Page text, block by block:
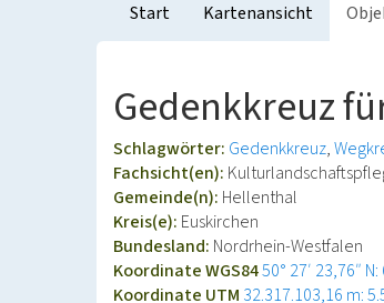
Start Kartenansicht
Gedenkkreuz
Schlagwörter: Gedenkkreuz
Fachsicht(en):
Gemeinde(n): Hellenthal
Kreis(e): Euskirchen
Bundesland: Nordrhein-Westfalen
Koordinate WGS8450° 27′ 23,76″
Koordinate UTM 32.317.103,16 m: